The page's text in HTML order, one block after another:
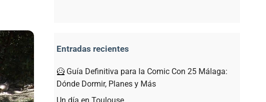
Entradas recientes
🦸 Guía Definitiva para la Comic Con 25 Málaga:
Dónde Dormir, Planes y Más